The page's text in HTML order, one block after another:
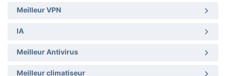
Meilleur VPN
IA
Meilleur Antivirus
Meilleur climatiseur